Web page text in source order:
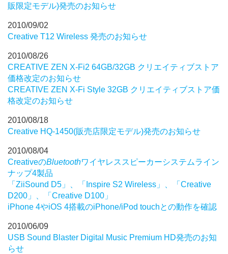
販限定モデル)発売のお知らせ
2010/09/02
Creative T12 Wireless 発売のお知らせ
2010/08/26
CREATIVE ZEN X-Fi2 64GB/32GB クリエイティブストア
価格改定のお知らせ
CREATIVE ZEN X-Fi Style 32GB クリエイティブストア価
格改定のお知らせ
2010/08/18
Creative HQ-1450(販売店限定モデル)発売のお知らせ
2010/08/04
CreativeのBluetoothワイヤレススピーカーシステムライン
ナップ4製品
「ZiiSound D5」、「Inspire S2 Wireless」、「Creative
D200」、「Creative D100」
iPhone 4やiOS 4搭載のiPhone/iPod touchとの動作を確認
2010/06/09
USB Sound Blaster Digital Music Premium HD発売のお知
らせ